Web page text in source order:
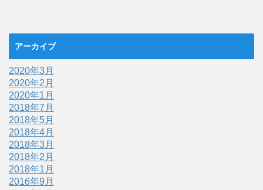
アーカイブ
2020年3月
2020年2月
2020年1月
2018年7月
2018年5月
2018年4月
2018年3月
2018年2月
2018年1月
2016年9月